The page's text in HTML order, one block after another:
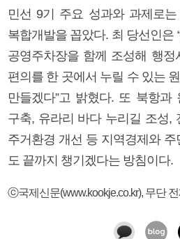
민선 9기 주요 성과와 과제로
복합개발을 꼽았다. 최 당선인은
공영주차장을 함께 조성해 행
편의를 한 곳에서 누릴 수 있는
만들겠다”고 밝혔다. 또 북항과
구축, 유라리 바다 누리길 조성,
주거환경 개선 등 지역경제와
도 끝까지 챙기겠다는 방침이다.
ⓒ국제신문(www.kookje.co.kr), 무단